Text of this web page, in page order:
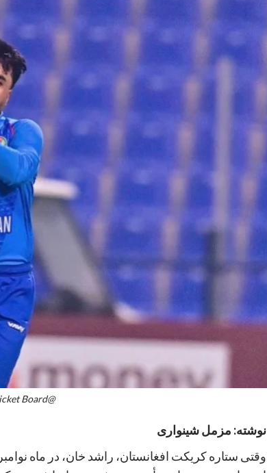
@Afghanistan Cricket Board
نوشته: مزمل شینواری
وقتی ستاره کریکت افغانستان، راشد خان، در ماه نوامبر